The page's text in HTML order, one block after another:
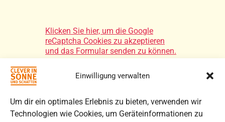
Einwilligung verwalten
Um dir ein optimales Erlebnis zu bieten, verwenden wir
Technologien wie Cookies, um Geräteinformationen zu
Klicken Sie hier, um die Google
reCaptcha Cookies zu akzeptieren
und das Formular senden zu können.
Kostenlos Bestellen